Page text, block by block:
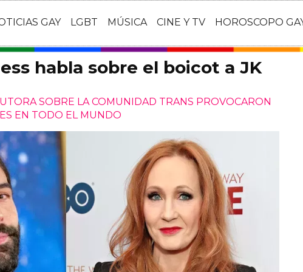
GAY LGBT MÚSICA CINE Y TV HOROSCOPO
habla sobre el boicot a JK
SOBRE LA COMUNIDAD TRANS PROVOCARON
EN TODO EL MUNDO